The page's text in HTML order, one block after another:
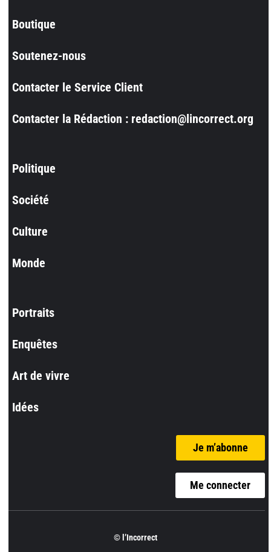
Boutique
Soutenez-nous
Contacter le Service Client
Contacter la Rédaction : redaction@lincorrect.org
Politique
Société
Culture
Monde
Portraits
Enquêtes
Art de vivre
Idées
Je m’abonne
Me connecter
© l’Incorrect